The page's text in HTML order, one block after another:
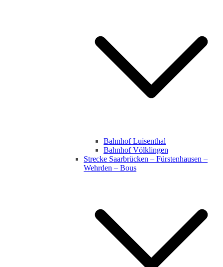
Bahnhof Luisenthal
Bahnhof Völklingen
Strecke Saarbrücken – Fürstenhausen –
Wehrden – Bous